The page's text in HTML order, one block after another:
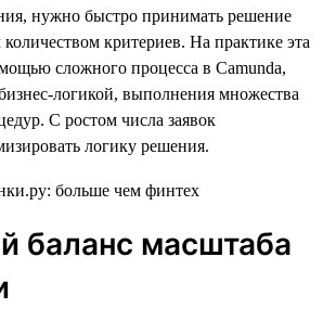
нужно быстро принимать решение
критериев. На практике эта
сложного процесса в Camunda,
логикой, выполнения множества
С ростом числа заявок
логику решения.
баланс масштаба